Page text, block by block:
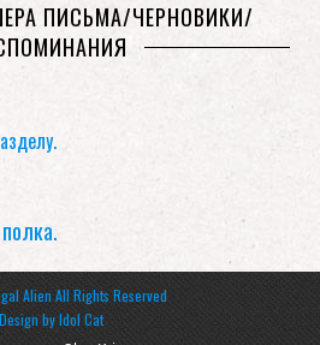
ПИСЬМА/ЧЕРНОВИКИ/
Alien All Rights Reserved
Design byIdol Cat